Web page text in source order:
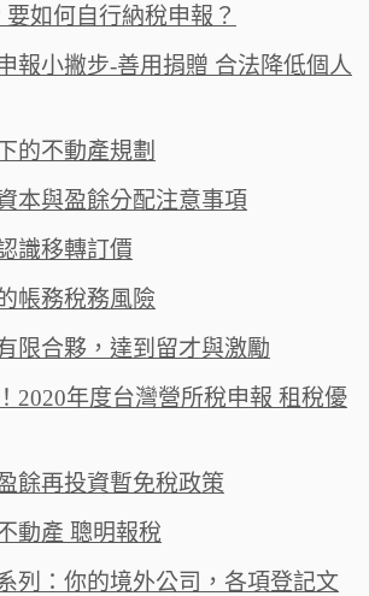
如何自行納稅申報？
報小撇步-善用捐贈 合法降低個人
的不動產規劃
本與盈餘分配注意事項
識移轉訂價
帳務稅務風險‬‬
限合夥，達到留才與激‪勵‬‬
2020年度台灣營所稅申報 租稅優
餘再投資暫免稅政策
動產 聰明報稅
列：你的境外公司，各項登記文